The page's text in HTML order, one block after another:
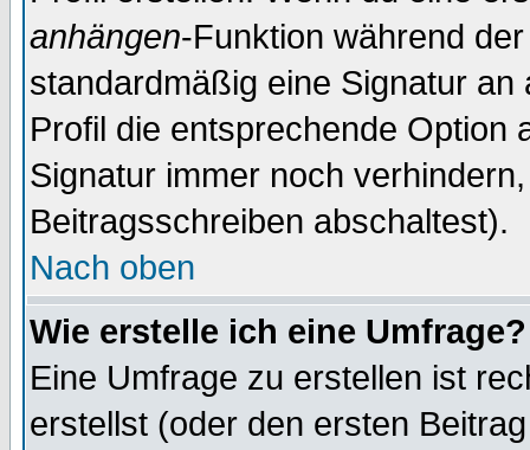
anhängen-Funktion während
standardmäßig eine Signatur
Profil die entsprechende Option
Signatur immer noch
Beitragsschreiben abschaltest).
Nach oben
Wie erstelle ich eine Umfrage?
Eine Umfrage zu erstellen ist
erstellst (oder den ersten